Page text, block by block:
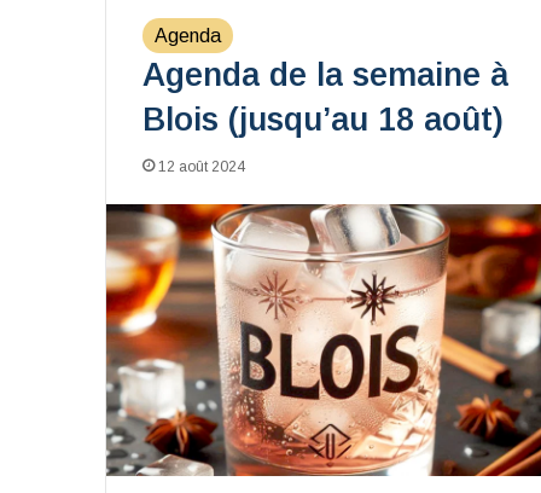
Agenda
Agenda de la semaine à
Blois (jusqu’au 18 août)
12 août 2024